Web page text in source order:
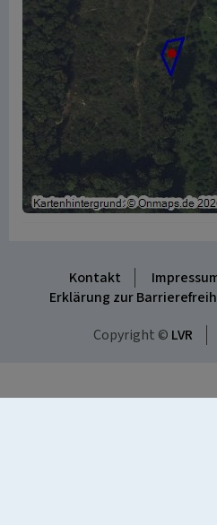
Kontakt
Erklärung zur
Copyright © LVR